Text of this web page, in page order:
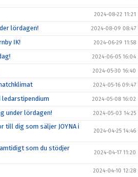
2024-08-22 11:21
lördagen! 2024-08-09 08:47
IK! 2024-06-29 11:58
2024-06-05 16:04
2024-05-30 16:40
2024-05-16 09:47
ledarstipendium 2024-05-08 16:02
under lördagen! 2024-05-03 14:25
till dig som säljer JOYNA i
2024-04-25 14:46
som du stödjer
2024-04-17 11:20
2024-04-10 12:28